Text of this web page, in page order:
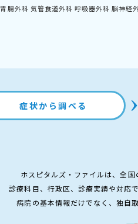
胃腸外科 気管食道外科 呼吸器外科 脳神経
症状から調べる
ホスピタルズ・ファイルは、全
診療科目、行政区、診療実績や対応
病院の基本情報だけでなく、独自